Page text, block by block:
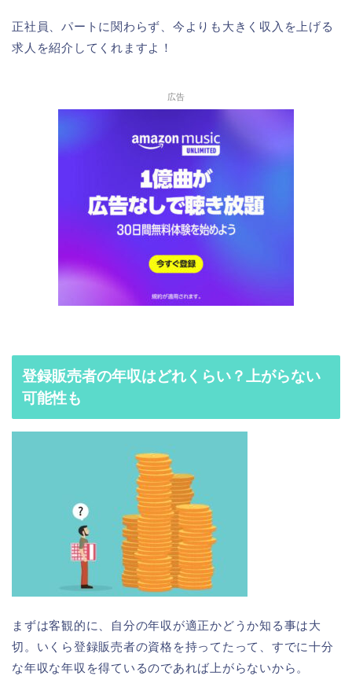
正社員、パートに関わらず、今よりも大きく収入を上げる
求人を紹介してくれますよ！
広告
登録販売者の年収はどれくらい？上がらない
可能性も
まずは客観的に、自分の年収が適正かどうか知る事は大
切。いくら登録販売者の資格を持ってたって、すでに十分
な年収な年収を得ているのであれば上がらないから。